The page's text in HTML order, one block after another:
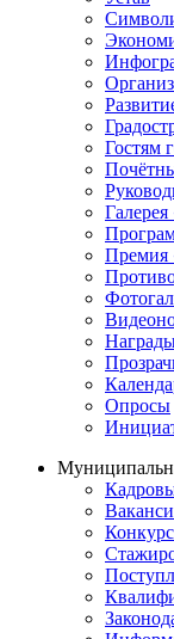
Гостям
Премия
Опросы